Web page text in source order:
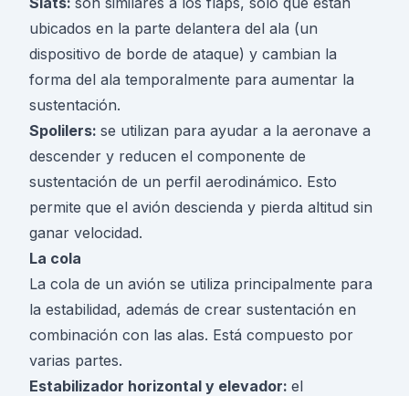
ubicados en la parte delantera del ala (un
dispositivo de borde de ataque) y cambian la
forma del ala temporalmente para aumentar la
sustentación.
Spolilers: se utilizan para ayudar a la aeronave a
descender y reducen el componente de
sustentación de un perfil aerodinámico. Esto
permite que el avión descienda y pierda altitud sin
ganar velocidad.
La cola
La cola de un avión se utiliza principalmente para
la estabilidad, además de crear sustentación en
combinación con las alas. Está compuesto por
varias partes.
Estabilizador horizontal y elevador: el